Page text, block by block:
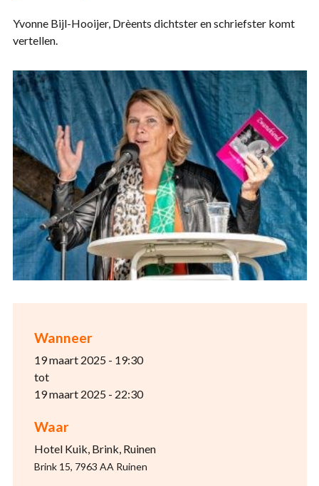
Wanneer
19 maart 2025 - 19:30
tot
19 maart 2025 - 22:30
Waar
Hotel Kuik, Brink, Ruinen
Brink 15, 7963 AA Ruinen
Yvonne Bijl-Hooijer, Drèents dichtster en schriefster komt
vertellen.